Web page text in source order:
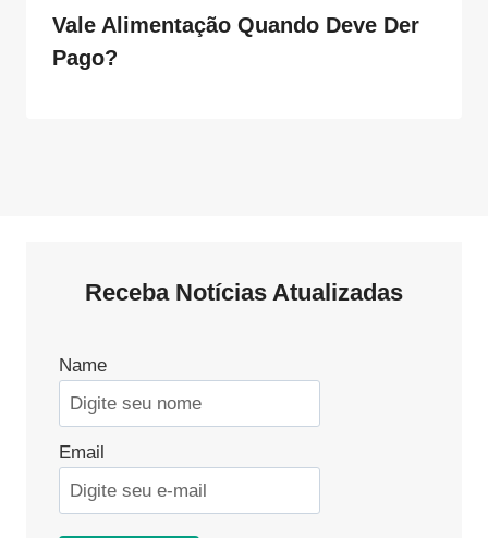
Vale Alimentação Quando Deve Der
Pago?
Receba Notícias Atualizadas
Name
Email